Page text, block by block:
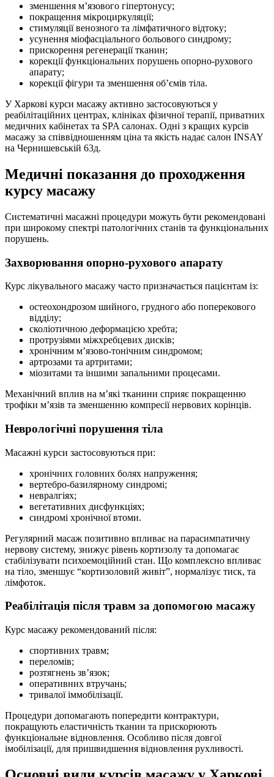
зменшення м’язового гіпертонусу;
покращення мікроциркуляції;
стимуляції венозного та лімфатичного відтоку;
усунення міофасціального больового синдрому;
прискорення регенерації тканин;
корекції функціональних порушень опорно-рухового
апарату;
корекції фігури та зменшення об’ємів тіла.
У Харкові курси масажу активно застосовуються у
реабілітаційних центрах, клініках фізичної терапії, приватних
медичних кабінетах та SPA салонах. Одні з кращих курсів
масажу за співвідношенням ціна та якість надає салон INSAY
на Чернишевській 63д.
Медичні показання до проходження
курсу масажу
Систематичні масажні процедури можуть бути рекомендовані
при широкому спектрі патологічних станів та функціональних
порушень.
Захворювання опорно-рухового апарату
Курс лікувального масажу часто призначається пацієнтам із:
остеохондрозом шийного, грудного або поперекового
відділу;
сколіотичною деформацією хребта;
протрузіями міжхребцевих дисків;
хронічним м’язово-тонічним синдромом;
артрозами та артритами;
міозитами та іншими запальними процесами.
Механічний вплив на м’які тканини сприяє покращенню
трофіки м’язів та зменшенню компресії нервових корінців.
Неврологічні порушення тіла
Масажні курси застосовуються при:
хронічних головних болях напруження;
вертебро-базилярному синдромі;
невралгіях;
вегетативних дисфункціях;
синдромі хронічної втоми.
Регулярний масаж позитивно впливає на парасимпатичну
нервову систему, знижує рівень кортизолу та допомагає
стабілізувати психоемоційний стан. Що комплексно впливає
на тіло, зменшує “кортизоловий живіт”, нормалізує тиск, та
лімфоток.
Реабілітація після травм за допомогою масажу
Курс масажу рекомендований після:
спортивних травм;
переломів;
розтягнень зв’язок;
оперативних втручань;
тривалої іммобілізації.
Процедури допомагають попередити контрактури,
покращують еластичність тканин та прискорюють
функціональне відновлення. Особливо після довгої
імобілізації, для пришвидшення відновлення рухливості.